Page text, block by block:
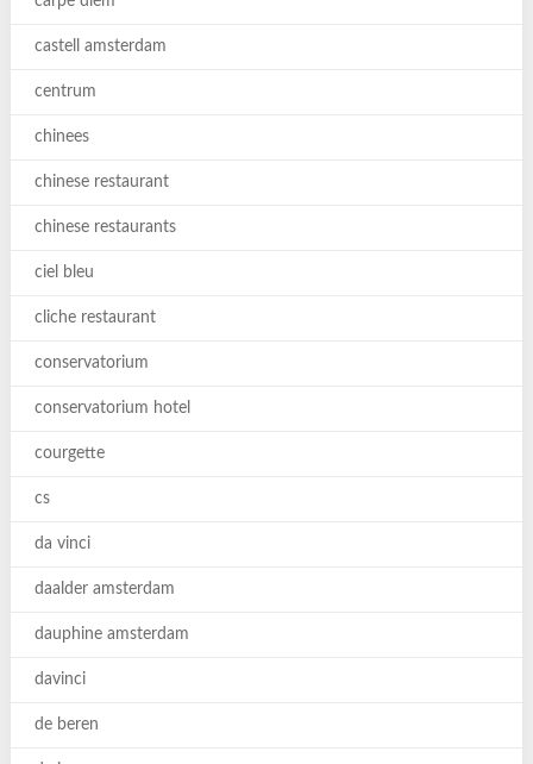
castell amsterdam
centrum
chinees
chinese restaurant
chinese restaurants
ciel bleu
cliche restaurant
conservatorium
conservatorium hotel
courgette
cs
da vinci
daalder amsterdam
dauphine amsterdam
davinci
de beren